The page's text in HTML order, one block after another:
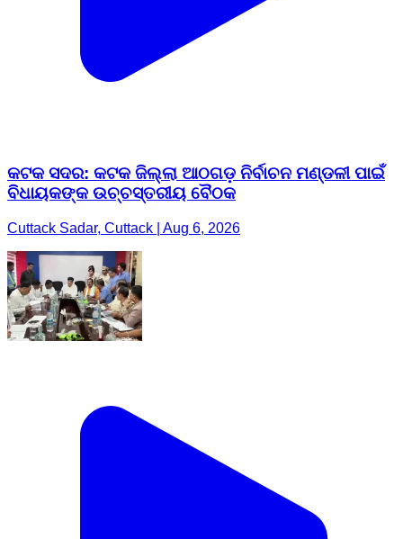
କଟକ ସଦର: କଟକ ଜିଲ୍ଲା ଆଠଗଡ଼ ନିର୍ବାଚନ ମଣ୍ଡଳୀ ପାଇଁ
ବିଧାୟକଙ୍କ ଉଚ୍ଚସ୍ତରୀୟ ବୈଠକ
Cuttack Sadar, Cuttack | Aug 6, 2026